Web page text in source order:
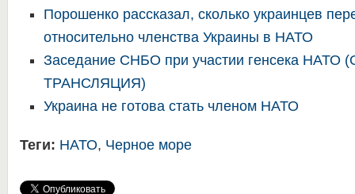
Порошенко рассказал, сколько украинцев
относительно членства Украины в НАТО
Заседание СНБО при участии генсека НАТО
ТРАНСЛЯЦИЯ)
Украина не готова стать членом НАТО
Теги: НАТО, Черное море